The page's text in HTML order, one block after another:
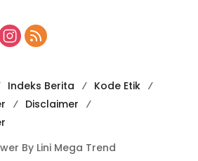
Indeks Berita
Kode Etik
Disclaimer
By Lini Mega Trend